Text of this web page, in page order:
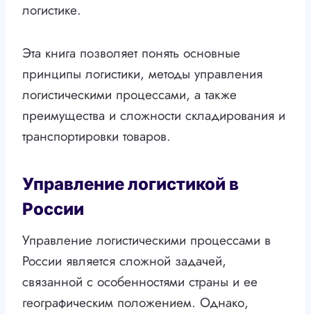
логистике.
Эта книга позволяет понять основные
принципы логистики, методы управления
логистическими процессами, а также
преимущества и сложности складирования и
транспортировки товаров.
Управление логистикой в
России
Управление логистическими процессами в
России является сложной задачей,
связанной с особенностями страны и ее
географическим положением. Однако,